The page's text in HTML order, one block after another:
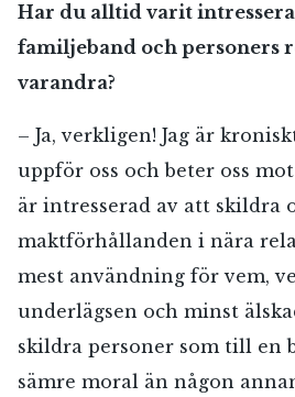
Har du alltid varit
familjeband och personers
varandra?
– Ja, verkligen! Jag är
uppför oss och beter oss
är intresserad av att skildra
maktförhållanden i nära
mest användning för vem,
underlägsen och minst
skildra personer som till en
sämre moral än någon